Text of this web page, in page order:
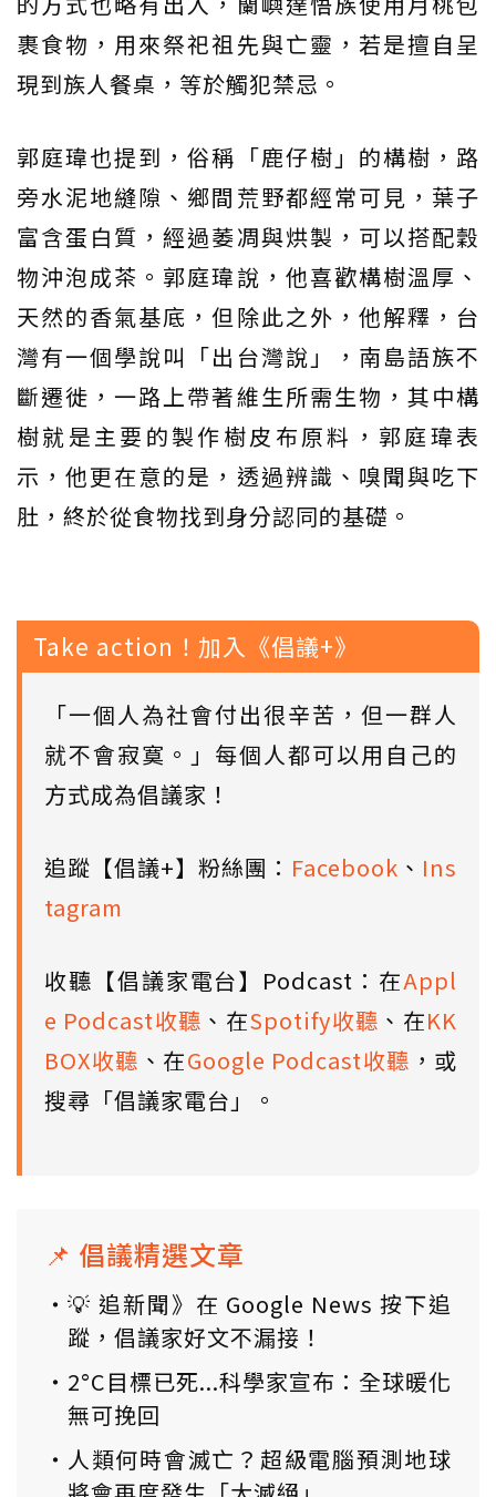
裹食物，用來祭祀祖先與亡靈，若是擅自呈
現到族人餐桌，等於觸犯禁忌。
郭庭瑋也提到，俗稱「鹿仔樹」的構樹，路
旁水泥地縫隙、鄉間荒野都經常可見，葉子
富含蛋白質，經過萎凋與烘製，可以搭配穀
物沖泡成茶。郭庭瑋說，他喜歡構樹溫厚、
天然的香氣基底，但除此之外，他解釋，台
灣有一個學說叫「出台灣說」，南島語族不
斷遷徙，一路上帶著維生所需生物，其中構
樹就是主要的製作樹皮布原料，郭庭瑋表
示，他更在意的是，透過辨識、嗅聞與吃下
肚，終於從食物找到身分認同的基礎。
Take action！加入《倡議+》
「一個人為社會付出很辛苦，但一群人
就不會寂寞。」每個人都可以用自己的
方式成為倡議家！
追蹤【倡議+】粉絲團： Facebook 、 Ins
tagram
收聽【倡議家電台】Podcast：在Appl
e Podcast收聽 、在Spotify收聽 、在KK
BOX收聽 、在Google Podcast收聽 ，或
搜尋「倡議家電台」。
📌 倡議精選文章
💡 追新聞》在 Google News 按下追
蹤，倡議家好文不漏接！
2°C目標已死...科學家宣布：全球暖化
無可挽回
人類何時會滅亡？超級電腦預測地球